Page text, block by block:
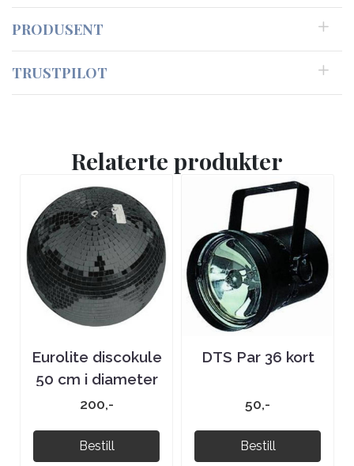
PRODUSENT
TRUSTPILOT
Relaterte produkter
Eurolite discokule
50 cm i diameter
sort
200,-
Bestill
DTS Par 36 kort
50,-
Bestill